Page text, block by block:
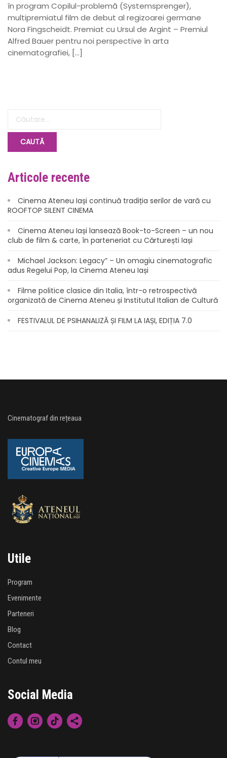
în program Copilul-problemă (Systemsprenger),
multipremiatul film de debut al regizoarei germane
Nora Fingscheidt. Premiat cu Ursul de Argint – Premiul
Alfred Bauer pentru noi perspective în arta
cinematografiei, […]
Articole recente
Cinema Ateneu Iași continuă tradiția serilor de vară cu
ROOFTOP SILENT CINEMA
Cinema Ateneu Iași lansează Book-to-Screen – un nou
club de film & carte, în parteneriat cu Cărturești Iași
Michael Jackson: Legacy” – Un omagiu cinematografic
adus Regelui Pop, la Cinema Ateneu Iași
Filme politice clasice din Italia, într-o retrospectivă
organizată de Cinema Ateneu și Institutul Italian de Cultură
FESTIVALUL DE PSIHANALIZĂ ȘI FILM LA IAȘI, EDIȚIA 7.0
Cinematograf din rețeaua
Utile
Program
Evenimente
Parteneri
Blog
Contact
Contul meu
Social Media